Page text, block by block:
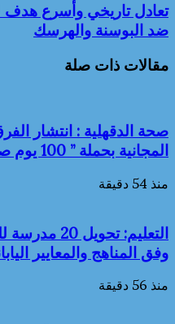
تعادل تاريخي وأسرع هدف
ضد البوسنة والهرسك
مقالات ذات صلة
صحة الدقهلية : انتشار
المجانية بحملة ” 100 يوم صحة “
منذ 54 دقيقة
التعليم:
وفق المناهج والمعايير
منذ 56 دقيقة